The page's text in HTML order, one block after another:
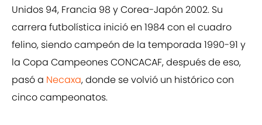
Unidos 94, Francia 98 y Corea-Japón 2002. Su
carrera futbolística inició en 1984 con el cuadro
felino, siendo campeón de la temporada 1990-91 y
la Copa Campeones CONCACAF, después de eso,
pasó a Necaxa, donde se volvió un histórico con
cinco campeonatos.